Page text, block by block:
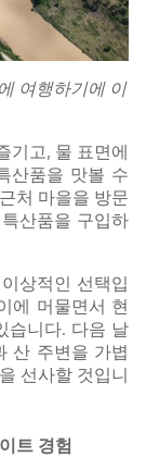
여행하기에 이
기고, 물 표면에
산품을 맛볼 수
처 마을을 방문
산품을 구입하
상적인 선택입
에 머물면서 현
습니다. 다음 날
산 주변을 가볍
선사할 것입니
트 경험